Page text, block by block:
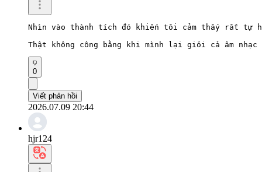
Nhìn vào thành tích đó khiến tôi cảm thấy rất tự
Thật không công bằng khi mình lại giỏi cả âm nhạc
0
Viết phản hồi
2026.07.09 20:44
hjr124